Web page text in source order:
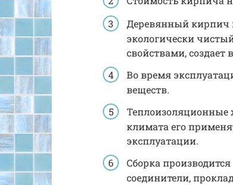
Деревянный кирпич
экологически
свойствами,
Во время
веществ.
Теплоизоляционные
климата его
эксплуатации.
Сборка
соединители,